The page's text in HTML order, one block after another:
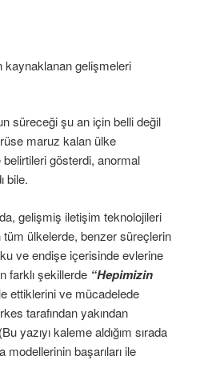
kaynaklanan gelişmeleri
süreceği şu an için belli değil
maruz kalan ülke
gösterdi, anormal
bile.
da, gelişmiş iletişim teknolojileri
ülkelerde, benzer süreçlerin
ve endişe içerisinde evlerine
farklı şekillerde “Hepimizin
ettiklerini ve mücadelede
tarafından yakından
yazıyı kaleme aldığım sırada
başarıları ile